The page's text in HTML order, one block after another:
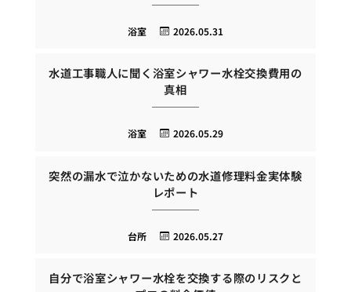
2026.05.31
浴室
水道工事職人に聞く浴室シャワー水栓交換費用の
真相
2026.05.29
浴室
突然の漏水で泣かないための水道修理料金実体験
レポート
2026.05.27
台所
自分で浴室シャワー水栓を交換する際のリスクと